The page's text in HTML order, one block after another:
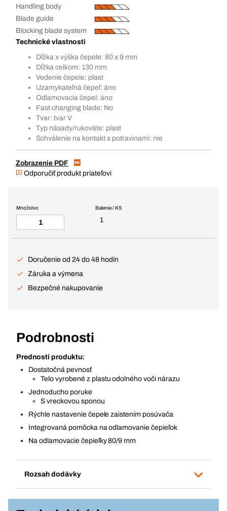
Handling body
Blade guide
Blocking blade system
Technické vlastnosti
Dĺžka x výška čepele: 80 x 9 mm
Dĺžka celkom: 130 mm
Vedenie čepele: plast
Uzamykateľná čepeľ: áno
Odlamovacia čepel: áno
Fast changing blade: No
Tvar: tvar V
Typ násady/rukoväte: plast
Schválenie na kontakt s potravinami: nie
Zobrazenie PDF
Odporučiť produkt priateľovi
Balenie / KS
1
Množstvo
Doručenie od 24 do 48 hodín
Záruka a výmena
Bezpečné nakupovanie
Podrobnosti
Prednosti produktu:
Dostatočná pevnosť
Telo vyrobené z plastu odolného voči nárazu
Jednoducho poruke
S vreckovou sponou
Rýchle nastavenie čepele zaistením posúvača
Integrovaná pomôcka na odlamovanie čepieľok
Na odlamovacie čepieľky 80/9 mm
Rozsah dodávky